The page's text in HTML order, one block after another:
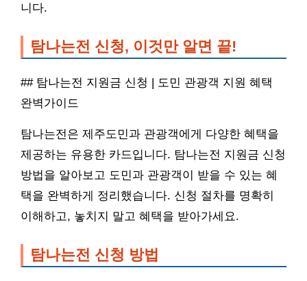
니다.
탐나는전 신청, 이것만 알면 끝!
## 탐나는전 지원금 신청 | 도민 관광객 지원 혜택
완벽가이드
탐나는전은 제주도민과 관광객에게 다양한 혜택을
제공하는 유용한 카드입니다. 탐나는전 지원금 신청
방법을 알아보고 도민과 관광객이 받을 수 있는 혜
택을 완벽하게 정리했습니다. 신청 절차를 명확히
이해하고, 놓치지 말고 혜택을 받아가세요.
탐나는전 신청 방법